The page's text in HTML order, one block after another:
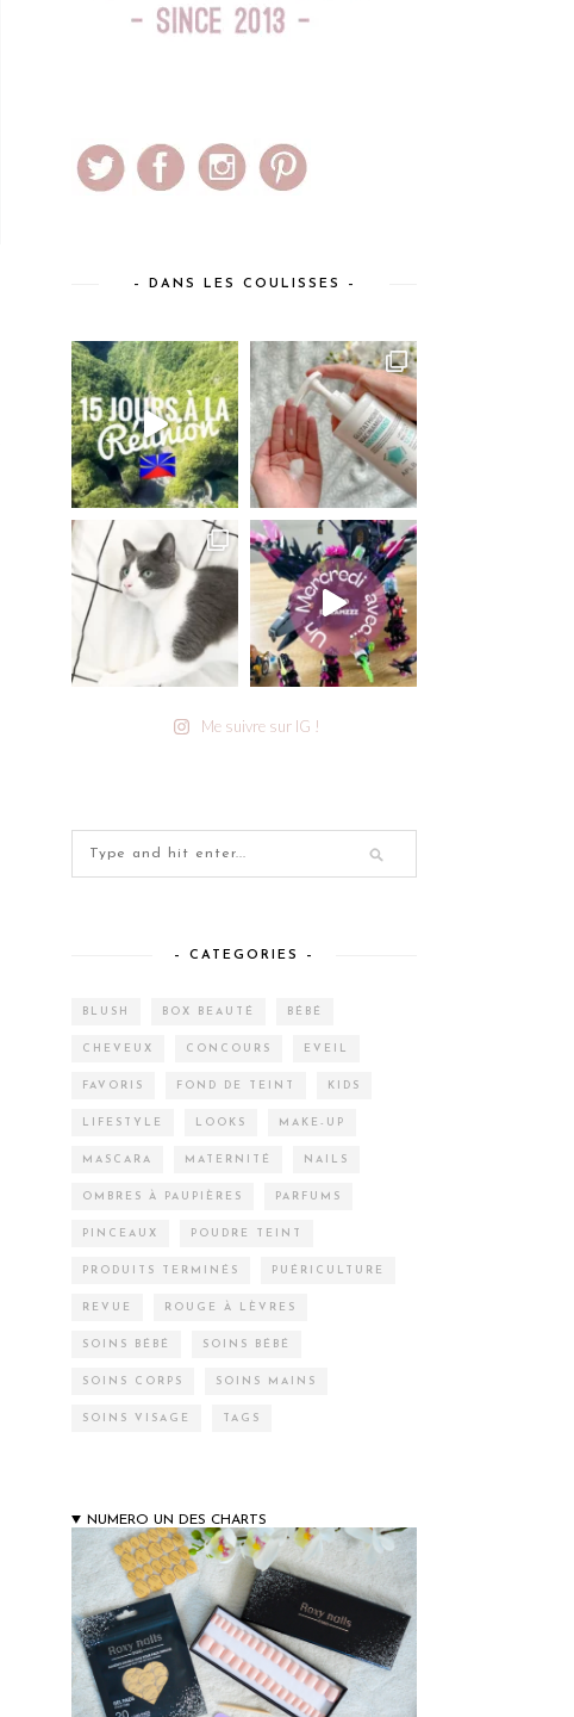
– DANS LES COULISSES –
Me suivre sur IG !
– CATEGORIES –
BLUSH BOX BEAUTÉ BÉBÉ
CHEVEUX CONCOURS EVEIL
FAVORIS FOND DE TEINT KIDS
LIFESTYLE LOOKS MAKE-UP
MASCARA MATERNITÉ NAILS
OMBRES À PAUPIÈRES PARFUMS
PINCEAUX POUDRE TEINT
PRODUITS TERMINÉS PUÉRICULTURE
REVUE ROUGE À LÈVRES
SOINS BÉBÉ SOINS BÉBÉ
SOINS CORPS SOINS MAINS
SOINS VISAGE TAGS
NUMERO UN DES CHARTS